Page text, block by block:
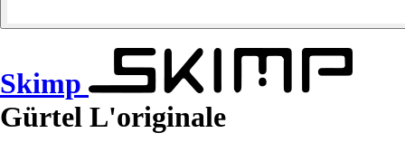
Skimp
Gürtel L'originale